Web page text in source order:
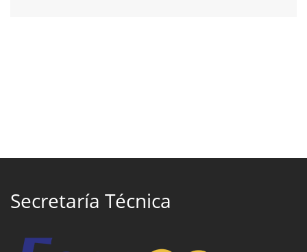
Secretaría Técnica